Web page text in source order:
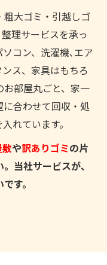
大ゴミ・引越しゴ
理サービスを承っ
コン、洗濯機､エア
ス、家具はもちろ
部屋丸ごと、家一
合わせて回収・処
れています。
や訳ありゴミの片
当社サービスが、
す。